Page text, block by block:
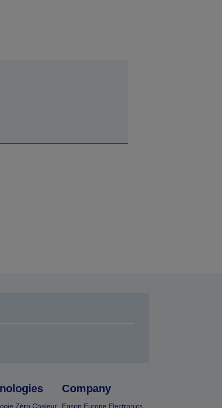
Zéro Chaleur
Company
Epson Europe Electronics